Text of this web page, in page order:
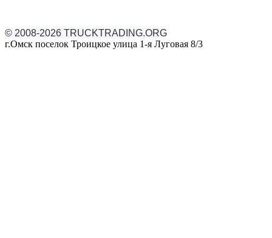
© 2008-2026 TRUCKTRADING.ORG
г.Омск поселок Троицкое улица 1-я Луговая 8/3